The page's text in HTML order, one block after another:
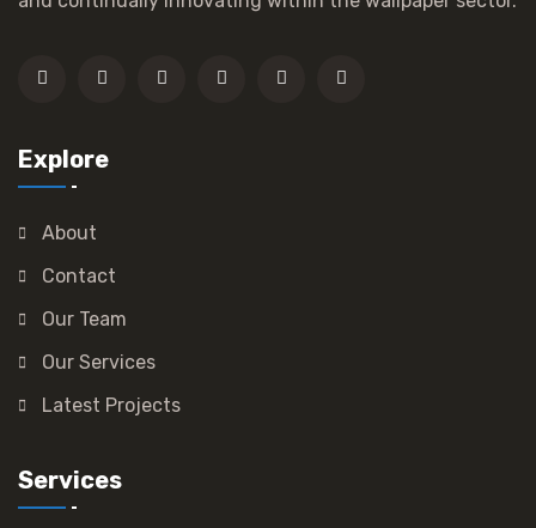
Explore
About
Contact
Our Team
Our Services
Latest Projects
Services